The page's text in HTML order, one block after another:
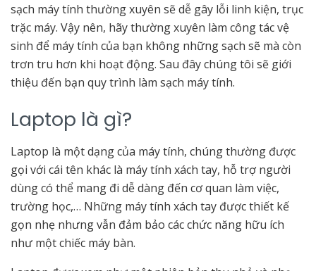
sạch máy tính thường xuyên sẽ dễ gây lỗi linh kiện, trục
trặc máy. Vậy nên, hãy thường xuyên làm công tác vệ
sinh để máy tính của bạn không những sạch sẽ mà còn
trơn tru hơn khi hoạt động. Sau đây chúng tôi sẽ giới
thiệu đến bạn quy trình làm sạch máy tính.
Laptop là gì?
Laptop là một dạng của máy tính, chúng thường được
gọi với cái tên khác là máy tính xách tay, hỗ trợ người
dùng có thể mang đi dễ dàng đến cơ quan làm việc,
trường học,… Những máy tính xách tay được thiết kế
gọn nhẹ nhưng vẫn đảm bảo các chức năng hữu ích
như một chiếc máy bàn.